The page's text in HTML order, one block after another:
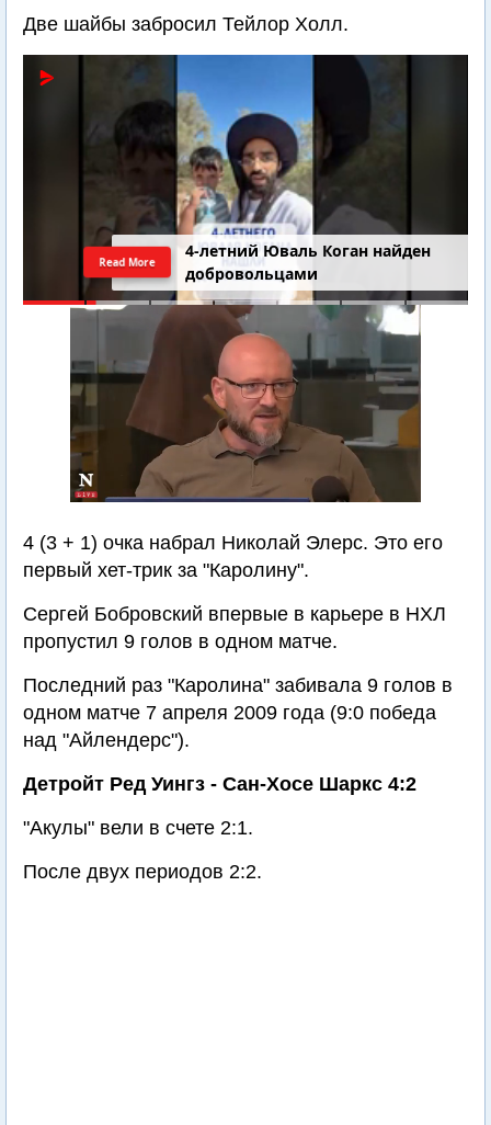
Две шайбы забросил Тейлор Холл.
4-летний Юваль Коган найден
добровольцами
Read More
4 (3 + 1) очка набрал Николай Элерс. Это его
первый хет-трик за "Каролину".
Сергей Бобровский впервые в карьере в НХЛ
пропустил 9 голов в одном матче.
Последний раз "Каролина" забивала 9 голов в
одном матче 7 апреля 2009 года (9:0 победа
над "Айлендерс").
Детройт Ред Уингз - Сан-Хосе Шаркс 4:2
"Акулы" вели в счете 2:1.
После двух периодов 2:2.